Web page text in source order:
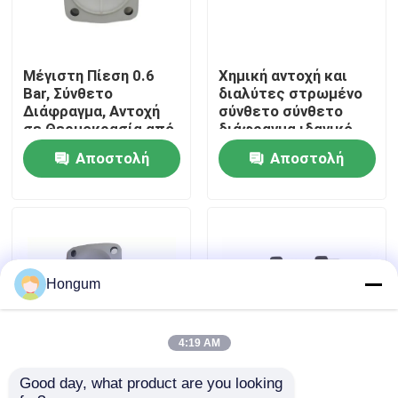
Έλεγχος ποιότητας
Ειδήσεις
Ζητήστε μια προσφορά
Λαστιχένιες σφραγίδες διαφραγμάτων
Λαστιχένιο διάφραγμα βαλβίδων
Μέγιστη Πίεση 0.6
Bar, Σύνθετο
Διάφραγμα, Αντοχή
σε Θερμοκρασία από
-20 έως 80 Βαθμούς
Κελσίου, Αδιάβροχο,
Σχεδιασμένο για
Αποστολή
Χημική αντοχή και
διαλύτες στρωμένο
σύνθετο σύνθετο
διάφραγμα ιδανικό
για χημικές
επεξεργασίες και
συστήματα ελέγχου
Αποστολή
Ανθεκτικότητα σε
Αδιάβροχο σύνθετο
Hongum
4:19 AM
Good day, what product are you looking